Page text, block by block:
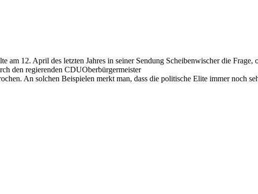
am 12. April des letzten Jahres in seiner Sendung Scheibenwischer die
den regierenden CDUOberbürgermeister
An solchen Beispielen merkt man, dass die politische Elite immer noch